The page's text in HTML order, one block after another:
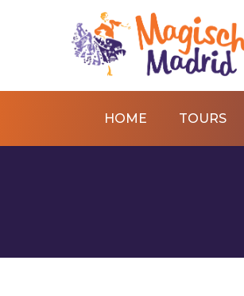
HOME TOURS